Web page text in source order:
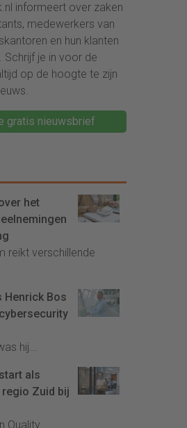
informeert over zaken
medewerkers van
en hun klanten
Schrijf je in voor de
op de hoogte te zijn
gratis nieuwsbrief
het
reikt verschillende
Henrick Bos
hij...
als
Zuid bij
Quality...